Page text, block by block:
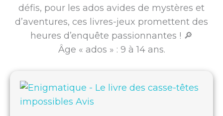
défis, pour les ados avides de mystères et
d’aventures, ces livres-jeux promettent des
heures d’enquête passionnantes ! 🔎
Âge « ados » : 9 à 14 ans.